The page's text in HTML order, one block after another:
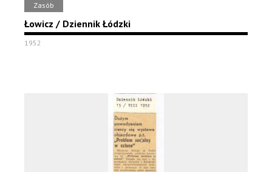
Zasób
Łowicz / Dziennik Łódzki
1952